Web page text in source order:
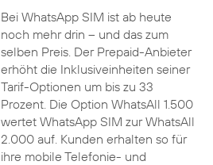
Bei WhatsApp SIM ist ab heute
noch mehr drin – und das zum
selben Preis. Der Prepaid-Anbieter
erhöht die Inklusiveinheiten seiner
Tarif-Optionen um bis zu 33
Prozent. Die Option WhatsAll 1.500
wertet WhatsApp SIM zur WhatsAll
2.000 auf. Kunden erhalten so für
ihre mobile Telefonie- und